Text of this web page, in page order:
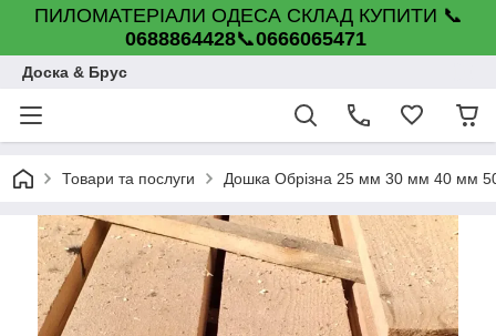
ПИЛОМАТЕРІАЛИ ОДЕСА СКЛАД КУПИТИ 📞
0688864428📞0666065471
Доска & Брус
Товари та послуги Дошка Обрізна 25 мм 30 мм 40 мм